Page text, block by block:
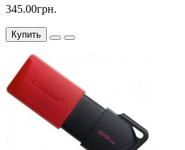
345.00грн.
Купить